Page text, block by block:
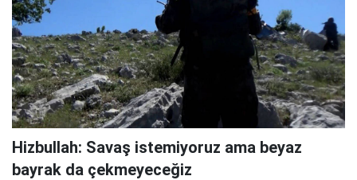
Hizbullah: Savaş istemiyoruz ama beyaz
bayrak da çekmeyeceğiz